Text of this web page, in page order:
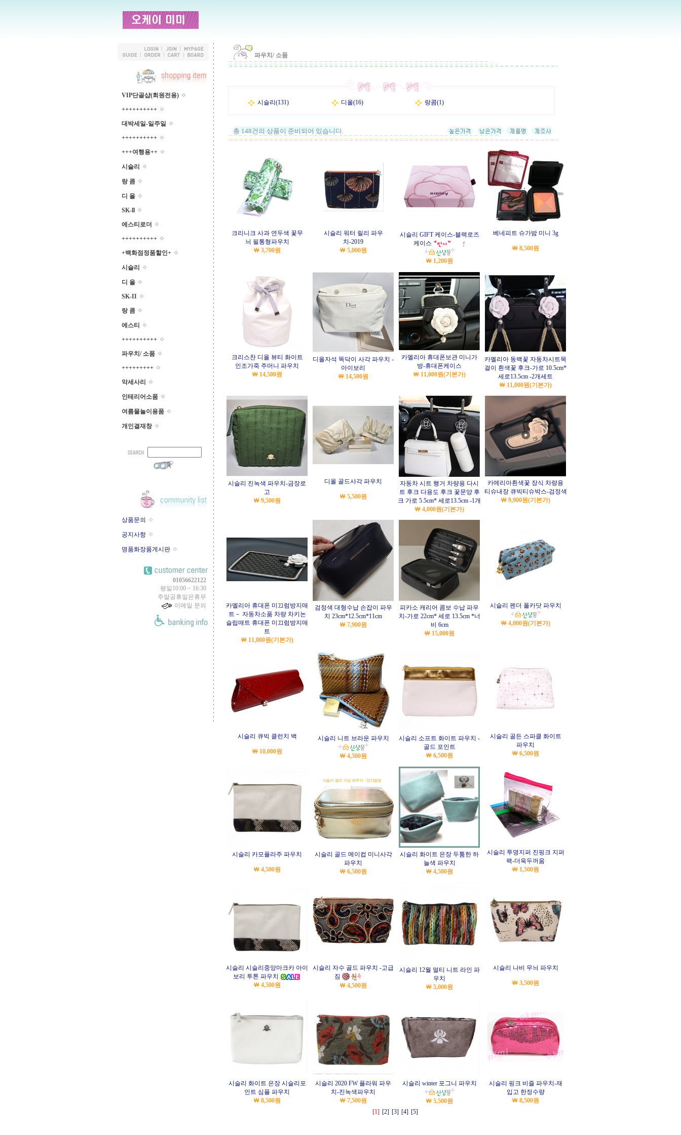
VIP단골샵(회원전용)
++++++++++
대박세일-일주일
++++++++++
+++여행용++
시슬리
랑 콤
디 올
SK-ll
에스티로더
++++++++++
+백화점정품할인+
시슬리
디 올
SK-II
랑 콤
에스티
++++++++++
파우치/ 소품
+++++++++
악세사리
인테리어소품
여름물놀이용품
개인결재창
상품문의
공지사항
명품화장품게시판
01056622122
평일10:00 ~ 16:30
주말공휴일은휴무
이메일 문의
파우치/ 소품
시슬리(131) 디올(16) 랑콤(1)
총 148건의 상품이 준비되어 있습니다.
크리니크 사과 연두색 꽃무
늬 필통형파우치
￦ 3,700원
시슬리 워터 릴리 파우
치-2019
￦ 5,000원
시슬리 GIFT 케이스-블랙로즈
케이스
￦ 1,200원
베네피트 슈가밤 미니 3g
￦ 8,500원
크리스찬 디올 뷰티 화이트
인조가죽 주머니 파우치
￦ 14,500원
디올자석 똑닥이 사각 파우치 -
아이보리
￦ 14,500원
카멜리아 휴대폰보관 미니가
방-휴대폰케이스
￦ 11,000원(기본가)
카멜리아 동백꽃 자동차시트목
걸이 흰색꽃 후크-가로 10.5cm*
세로13.5cm -2개세트
￦ 11,000원(기본가)
시슬리 진녹색 파우치-금장로
고
￦ 9,500원
디올 골드사각 파우치
￦ 5,500원
자동차 시트 행거 차량용 다시
트 후크 다용도 후크 꽃문양 후
크 가로 5.5cm* 세로13.5cm -1개
￦ 4,000원(기본가)
카메리아흰색꽃 장식 차량용
티슈내장 큐빅티슈박스-검정색
￦ 9,900원(기본가)
카멜리아 휴대폰 미끄럼방지매
트－ 자동차소품 차량 차키논
슬립매트 휴대폰 미끄럼방지매
트
￦ 11,000원(기본가)
검정색 대형수납 손잡이 파우
치 23cm*12.5cm*11cm
￦ 7,900원
피카소 캐리어 콤보 수납 파우
치-가로 22cm* 세로 13.5cm *너
비 6cm
￦ 15,000원
시슬리 펜더 폴카닷 파우치
￦ 4,000원(기본가)
시슬리 큐빅 클런치 백
￦ 10,000원
시슬리 니트 브라운 파우치
￦ 4,500원
시슬리 소프트 화이트 파우치 -
골드 포인트
￦ 6,500원
시슬리 골든 스파클 화이트
파우치
￦ 6,500원
시슬리 카모플라주 파우치
￦ 4,500원
시슬리 골드 메이컵 미니사각
파우치
￦ 6,500원
시슬리 화이트 은장 두툼한 하
늘색 파우치
￦ 4,500원
시슬리 투명지퍼 진핑크 지퍼
팩-더욱두꺼움
￦ 1,500원
시슬리 시슬리중앙마크카 아이
보리 투톤 파우치
￦ 4,500원
시슬리 자수 골드 파우치 -고급
짐
￦ 4,500원
시슬리 12월 멀티 니트 라인 파
우치
￦ 5,000원
시슬리 나비 무늬 파우치
￦ 3,500원
시슬리 화이트 은장 시슬리포
인트 심플 파우치
￦ 8,500원
시슬리 2020 FW 플라워 파우
치-진녹색파우치
￦ 7,500원
시슬리 winter 포그니 파우치
￦ 5,500원
시슬리 핑크 비즐 파우치-재
입고 한정수량
￦ 8,500원
[1] [2] [3] [4] [5]